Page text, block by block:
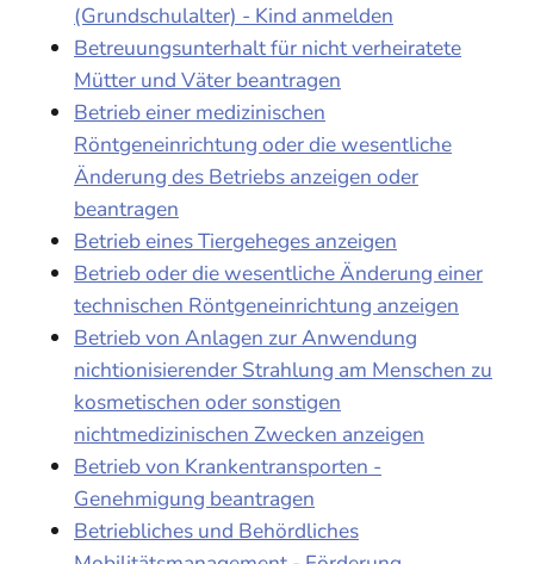
(Grundschulalter) - Kind anmelden
Betreuungsunterhalt für nicht verheiratete
Mütter und Väter beantragen
Betrieb einer medizinischen
Röntgeneinrichtung oder die wesentliche
Änderung des Betriebs anzeigen oder
beantragen
Betrieb eines Tiergeheges anzeigen
Betrieb oder die wesentliche Änderung einer
technischen Röntgeneinrichtung anzeigen
Betrieb von Anlagen zur Anwendung
nichtionisierender Strahlung am Menschen zu
kosmetischen oder sonstigen
nichtmedizinischen Zwecken anzeigen
Betrieb von Krankentransporten -
Genehmigung beantragen
Betriebliches und Behördliches